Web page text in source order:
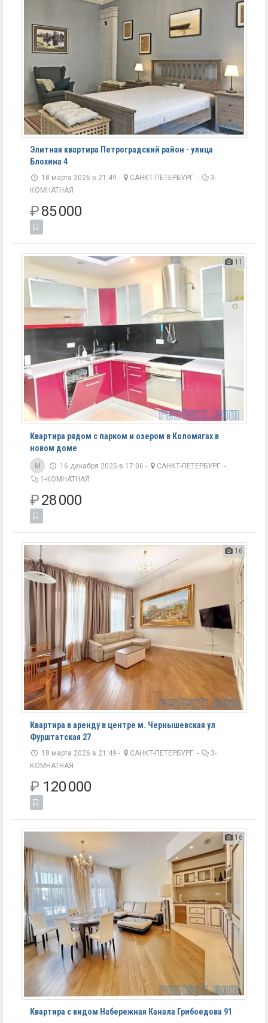
Элитная квартира Петроградский район - улица
Блохина 4
18 марта 2026 в 21:49 - САНКТ-ПЕТЕРБУРГ -
3-
КОМНАТНАЯ
₽85 000
11
Квартира рядом с парком и озером в Коломягах в
новом доме
M 16 декабря 2025 в 17:06 - САНКТ-ПЕТЕРБУРГ -
1-КОМНАТНАЯ
₽28 000
16
Квартира в аренду в центре м. Чернышевская ул
Фурштатская 27
18 марта 2026 в 21:49 - САНКТ-ПЕТЕРБУРГ -
3-
КОМНАТНАЯ
₽ 120 000
16
Квартира с видом Набережная Канала Грибоедова 91